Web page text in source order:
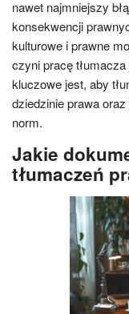
nawet najmniejszy
konsekwencji
kulturowe i prawne
czyni pracę
kluczowe jest, aby
dziedzinie prawa
norm.
Jakie
tłumaczeń